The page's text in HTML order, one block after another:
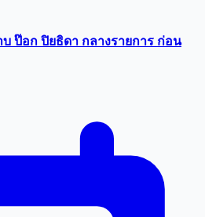
ป๊อก ปิยธิดา กลางรายการ ก่อน